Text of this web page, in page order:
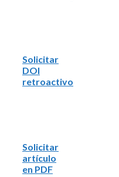
Solicitar
DOI
retroactivo
Solicitar
artículo
en PDF